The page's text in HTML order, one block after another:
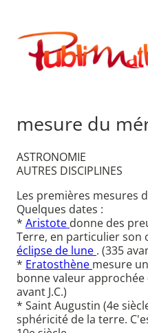
contenu
Publimath
mesure du
ASTRONOMIE
AUTRES DISCIPLINES
Les premières mesures
Quelques dates :
* Aristote donne des
Terre, en particulier son
éclipse de lune . (335
* Eratosthène mesure un
bonne valeur
avant J.C.)
* Saint Augustin (4e
sphéricité de la terre.